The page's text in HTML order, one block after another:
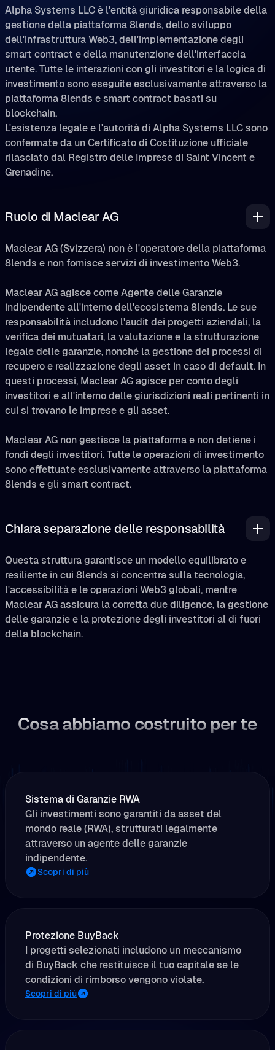
Alpha Systems LLC è l'entità giuridica responsabile della
gestione della piattaforma 8lends, dello sviluppo
dell'infrastruttura Web3, dell'implementazione degli
smart contract e della manutenzione dell'interfaccia
utente. Tutte le interazioni con gli investitori e la logica di
investimento sono eseguite esclusivamente attraverso la
piattaforma 8lends e smart contract basati su
blockchain.
L'esistenza legale e l'autorità di Alpha Systems LLC sono
confermate da un Certificato di Costituzione ufficiale
rilasciato dal Registro delle Imprese di Saint Vincent e
Grenadine.
Ruolo di Maclear AG
Maclear AG (Svizzera) non è l'operatore della piattaforma
8lends e non fornisce servizi di investimento Web3.
Maclear AG agisce come Agente delle Garanzie
indipendente all'interno dell'ecosistema 8lends. Le sue
responsabilità includono l'audit dei progetti aziendali, la
verifica dei mutuatari, la valutazione e la strutturazione
legale delle garanzie, nonché la gestione dei processi di
recupero e realizzazione degli asset in caso di default. In
questi processi, Maclear AG agisce per conto degli
investitori e all'interno delle giurisdizioni reali pertinenti in
cui si trovano le imprese e gli asset.
Maclear AG non gestisce la piattaforma e non detiene i
fondi degli investitori. Tutte le operazioni di investimento
sono effettuate esclusivamente attraverso la piattaforma
8lends e gli smart contract.
Chiara separazione delle responsabilità
Questa struttura garantisce un modello equilibrato e
resiliente in cui 8lends si concentra sulla tecnologia,
l'accessibilità e le operazioni Web3 globali, mentre
Maclear AG assicura la corretta due diligence, la gestione
delle garanzie e la protezione degli investitori al di fuori
della blockchain.
Cosa abbiamo costruito per te
Sistema di Garanzie RWA
Gli investimenti sono garantiti da asset del
mondo reale (RWA), strutturati legalmente
attraverso un agente delle garanzie
indipendente.
Scopri di più
Protezione BuyBack
I progetti selezionati includono un meccanismo
di BuyBack che restituisce il tuo capitale se le
condizioni di rimborso vengono violate.
Scopri di più